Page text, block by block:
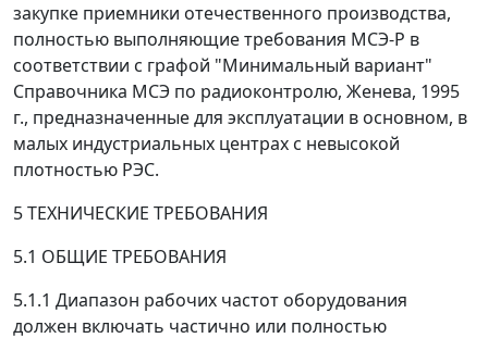
закупке приемники отечественного производства,
полностью выполняющие требования МСЭ-Р в
соответствии с графой "Минимальный вариант"
Справочника МСЭ по радиоконтролю, Женева, 1995
г., предназначенные для эксплуатации в основном, в
малых индустриальных центрах с невысокой
плотностью РЭС.
5 ТЕХНИЧЕСКИЕ ТРЕБОВАНИЯ
5.1 ОБЩИЕ ТРЕБОВАНИЯ
5.1.1 Диапазон рабочих частот оборудования
должен включать частично или полностью